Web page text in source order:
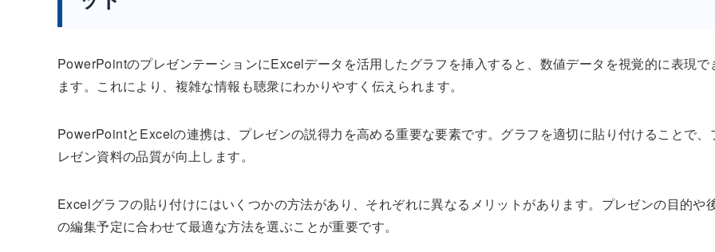
PowerPointのプレゼンテーションにExcelデータを活用したグラフを挿入すると、数値データを視覚的に表現で
ます。これにより、複雑な情報も聴衆にわかりやすく伝えられます。
PowerPointとExcelの連携は、プレゼンの説得力を高める重要な要素です。グラフを適切に貼り付けることで、
レゼン資料の品質が向上します。
Excelグラフの貼り付けにはいくつかの方法があり、それぞれに異なるメリットがあります。プレゼンの目的や
の編集予定に合わせて最適な方法を選ぶことが重要です。